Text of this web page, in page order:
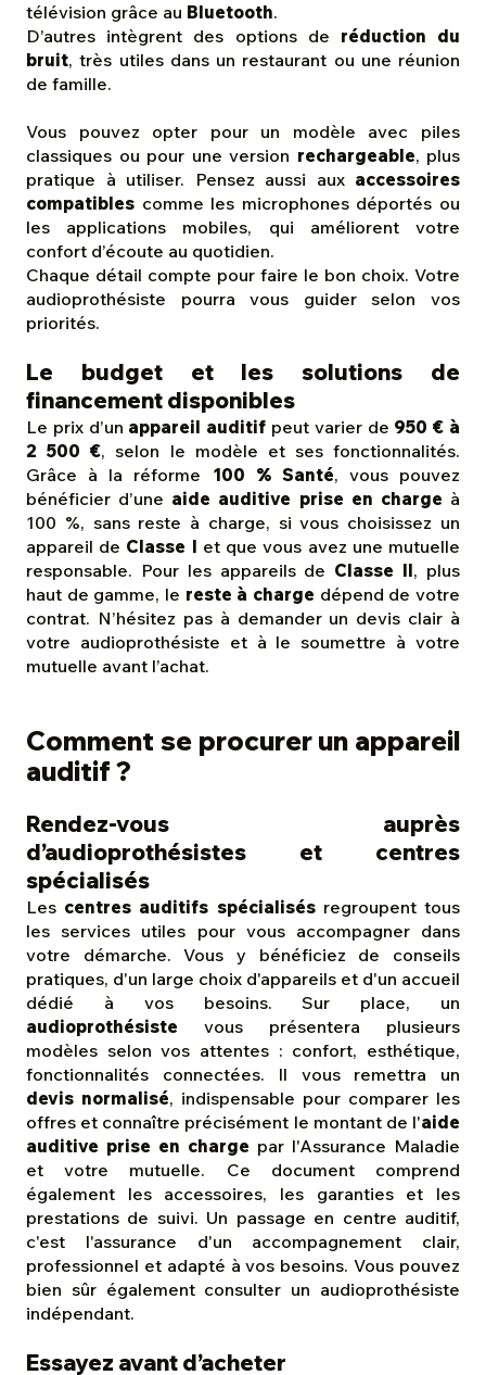
télévision grâce au Bluetooth.
D’autres intègrent des options de réduction du
bruit, très utiles dans un restaurant ou une réunion
de famille.
Vous pouvez opter pour un modèle avec piles
classiques ou pour une version rechargeable, plus
pratique à utiliser. Pensez aussi aux accessoires
compatibles comme les microphones déportés ou
les applications mobiles, qui améliorent votre
confort d’écoute au quotidien.
Chaque détail compte pour faire le bon choix. Votre
audioprothésiste pourra vous guider selon vos
priorités.
Le budget et les solutions de
financement disponibles
Le prix d’un appareil auditif peut varier de 950 € à
2 500 €, selon le modèle et ses fonctionnalités.
Grâce à la réforme 100 % Santé, vous pouvez
bénéficier d’une aide auditive prise en charge à
100 %, sans reste à charge, si vous choisissez un
appareil de Classe I et que vous avez une mutuelle
responsable. Pour les appareils de Classe II, plus
haut de gamme, le reste à charge dépend de votre
contrat. N’hésitez pas à demander un devis clair à
votre audioprothésiste et à le soumettre à votre
mutuelle avant l’achat.
Comment se procurer un appareil
auditif ?
Rendez-vous auprès
d’audioprothésistes et centres
spécialisés
Les centres auditifs spécialisésregroupent tous
les services utiles pour vous accompagner dans
votre démarche. Vous y bénéficiez de conseils
pratiques, d'un large choix d'appareils et d'un accueil
dédié à vos besoins. Sur place, un
audioprothésiste vous présentera plusieurs
modèles selon vos attentes : confort, esthétique,
fonctionnalités connectées. Il vous remettra un
devis normalisé, indispensable pour comparer les
offres et connaître précisément le montant de l'aide
auditive prise en charge par l'Assurance Maladie
et votre mutuelle. Ce document comprend
également les accessoires, les garanties et les
prestations de suivi. Un passage en centre auditif,
c'est l'assurance d'un accompagnement clair,
professionnel et adapté à vos besoins. Vous pouvez
bien sûr également consulter un audioprothésiste
indépendant.
Essayez avant d’acheter